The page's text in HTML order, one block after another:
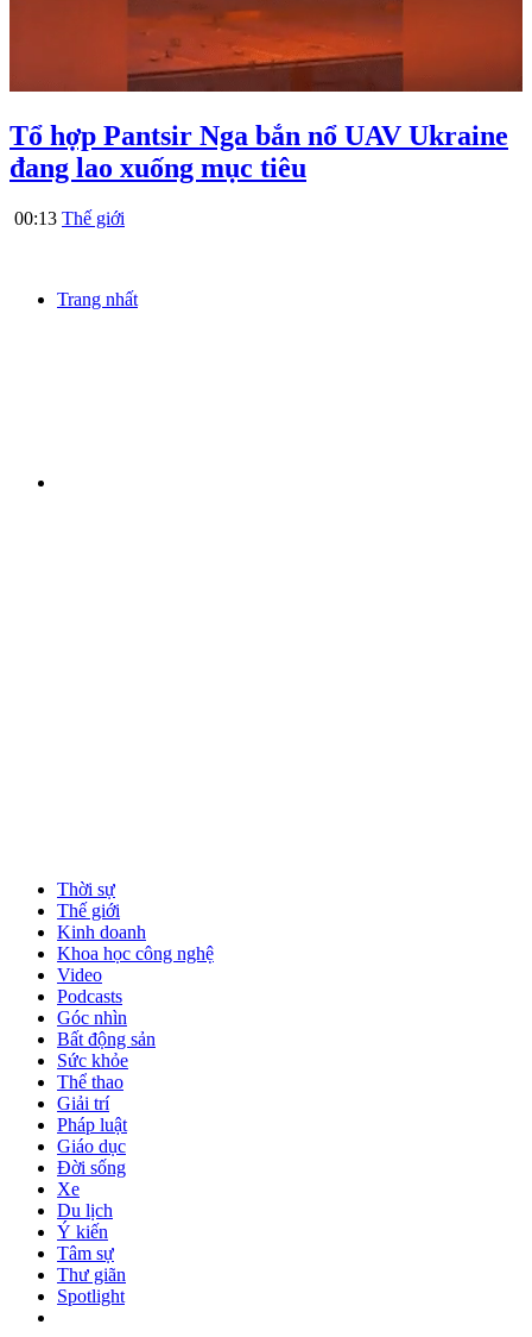
Tổ hợp Pantsir Nga bắn nổ UAV Ukraine
đang lao xuống mục tiêu
00:13 Thế giới
Trang nhất
Thời sự
Thế giới
Kinh doanh
Khoa học công nghệ
Video
Podcasts
Góc nhìn
Bất động sản
Sức khỏe
Thể thao
Giải trí
Pháp luật
Giáo dục
Đời sống
Xe
Du lịch
Ý kiến
Tâm sự
Thư giãn
Spotlight